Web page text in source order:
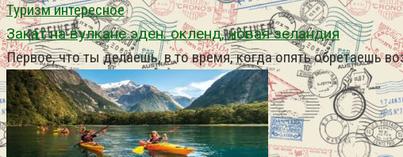
Туризм интересное
Закат на вулкане эден. окленд, новая зеландия
Первое, что ты делаешь, в то время, когда опять обретаешь